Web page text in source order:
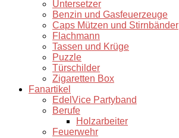
Untersetzer
Benzin und Gasfeuerzeuge
Caps Mützen und Stirnbänder
Flachmann
Tassen und Krüge
Puzzle
Türschilder
Zigaretten Box
Fanartikel
EdelVice Partyband
Berufe
Holzarbeiter
Feuerwehr